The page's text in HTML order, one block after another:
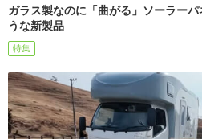
ガラス製なのに「曲がる」ソーラー
うな新製品
特集